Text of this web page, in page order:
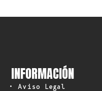
INFORMACIÓN
• Aviso Legal